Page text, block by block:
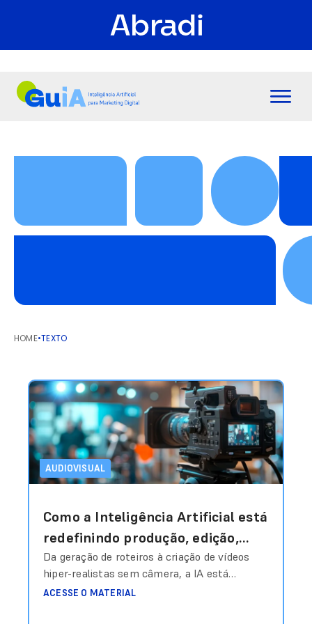
HOME•TEXTO
AUDIOVISUAL
Como a Inteligência Artificial está
redefinindo produção, edição,
personalização e escala em vídeo
e áudio?
Da geração de roteiros à criação de vídeos
hiper-realistas sem câmera, a IA está
transformando o audiovisual em um sistema
ACESSE O MATERIAL